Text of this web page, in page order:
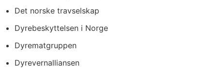
Det norske travselskap
Dyrebeskyttelsen i Norge
Dyrematgruppen
Dyrevernalliansen